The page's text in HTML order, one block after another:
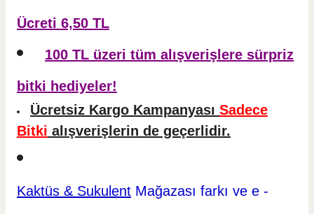
Ücreti 6,50 TL
100 TL üzeri tüm alışverişlere sürpriz
bitki hediyeler!
Ücretsiz Kargo Kampanyası Sadece
Bitki alışverişlerin de geçerlidir.
Kaktüs & Sukulent Mağazası farkı ve e -